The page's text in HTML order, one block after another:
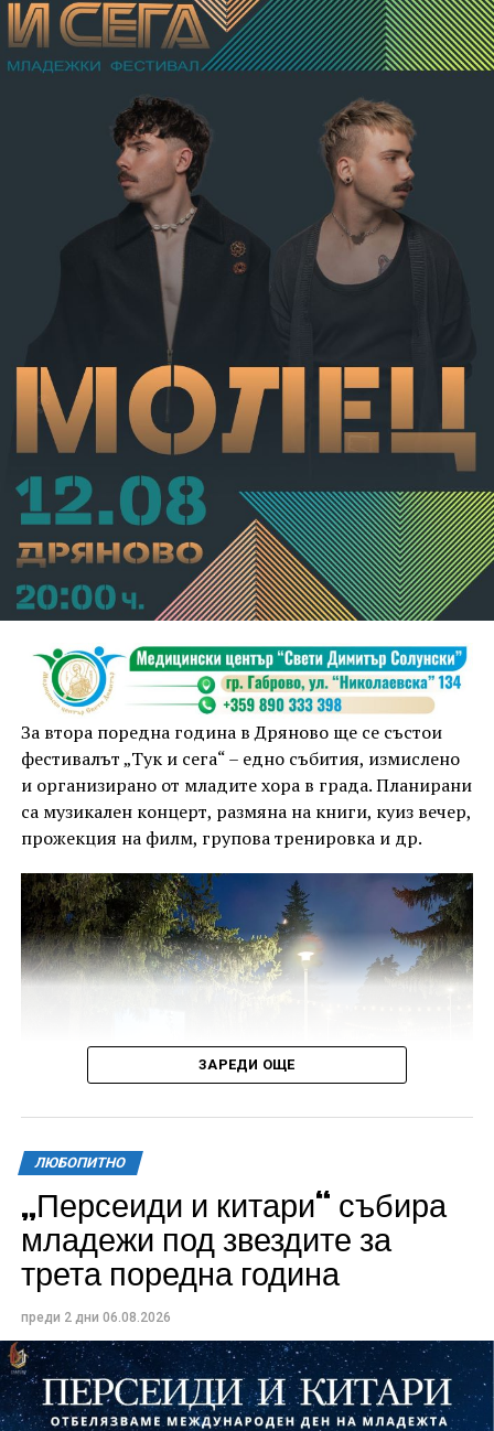
За втора поредна година в Дряново ще се състои
фестивалът „Тук и сега“ – едно събития, измислено
и организирано от младите хора в града. Планирани
са музикален концерт, размяна на книги, куиз вечер,
прожекция на филм, групова тренировка и др.
Всички събития ще се проведат в парк „Максим
Райкович“, срещу часовниковата кула, с вход
свободен. Програмата ще започне на 12 август с
изпълнители GoGo, Toria, ZoV & Vakavliev.
ЗАРЕДИ ОЩЕ
ЛЮБОПИТНО
„Персеиди и китари“ събира
младежи под звездите за
трета поредна година
преди 2 дни 06.08.2026